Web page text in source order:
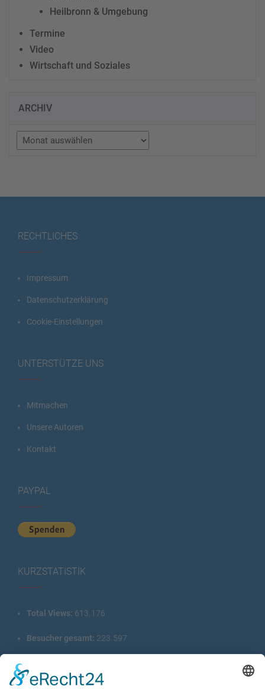
Heilbronn & Umgebung
Termine
Video
Wirtschaft und Soziales
ARCHIV
Archiv
RECHTLICHES
Impressum
Datenschutzerklärung
Cookie-Einstellungen
UNTERSTÜTZE UNS
Mitmachen
Unsere Autoren
Kontakt
PAYPAL
KURZSTATISTIK
Total Views: 613.176
Besucher gesamt: 223.597